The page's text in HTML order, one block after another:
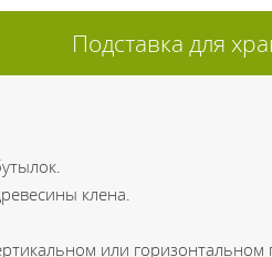
Подставка для
клена.
или горизонтальном